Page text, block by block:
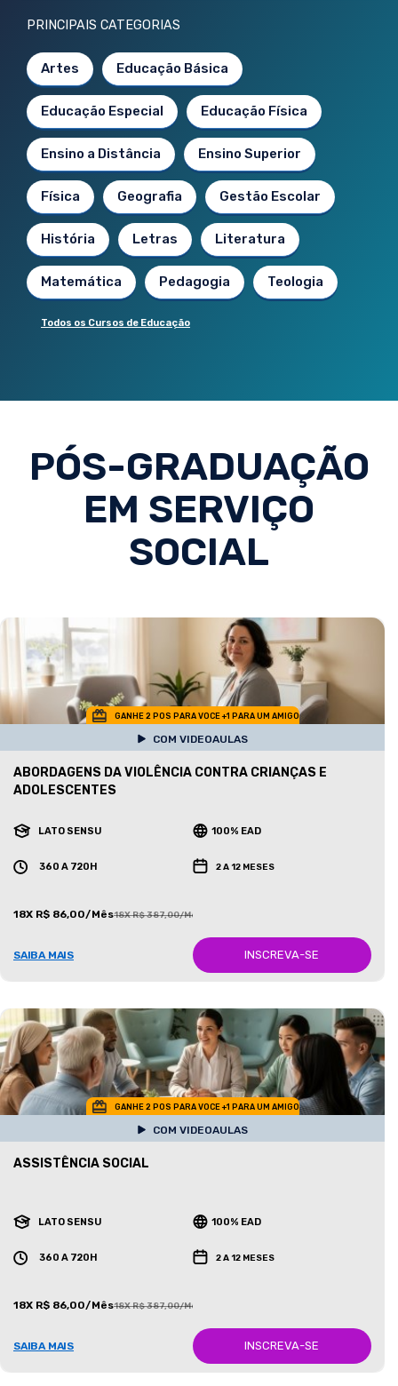
PRINCIPAIS CATEGORIAS
Artes Educação Básica
Educação Especial Educação Física
Ensino a Distância Ensino Superior
Física Geografia Gestão Escolar
História Letras Literatura
Matemática Pedagogia Teologia
Todos os Cursos de Educação
PÓS-GRADUAÇÃO
EM SERVIÇO
SOCIAL
GANHE 2 POS PARA VOCE +1 PARA UM AMIGO
COM VIDEOAULAS
ABORDAGENS DA VIOLÊNCIA CONTRA CRIANÇAS E
ADOLESCENTES
LATO SENSU 100% EAD
360 A 720H 2 A 12 MESES
18X R$ 86,00/Mês18X R$ 387,00/Mês
SAIBA MAIS INSCREVA-SE
GANHE 2 POS PARA VOCE +1 PARA UM AMIGO
COM VIDEOAULAS
ASSISTÊNCIA SOCIAL
LATO SENSU 100% EAD
360 A 720H 2 A 12 MESES
18X R$ 86,00/Mês18X R$ 387,00/Mês
SAIBA MAIS INSCREVA-SE